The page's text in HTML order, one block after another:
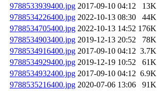
9788533939400.jpg 2017-09-10 04:12
13K
9788534226400.jpg 2022-10-13 08:30
44K
9788534705400.jpg 2022-10-13 14:52 176K
9788534903400.jpg 2019-12-13 20:52
78K
9788534916400.jpg 2017-09-10 04:12 3.7K
9788534929400.jpg 2019-12-19 10:52
61K
9788534932400.jpg 2017-09-10 04:12 6.9K
9788535216400.jpg 2020-07-06 13:06
91K